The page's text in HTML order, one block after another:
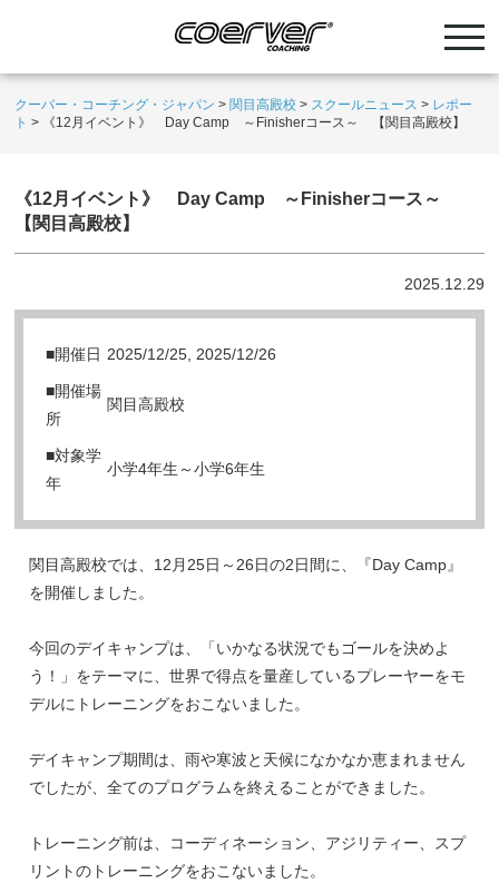
クーバー・コーチング・ジャパン > 関目高殿校 > スクールニュース > レポー
ト > 《12月イベント》 Day Camp ～Finisherコース～ 【関目高殿校】
《12月イベント》 Day Camp ～Finisherコース～
【関目高殿校】
2025.12.29
■開催日 2025/12/25, 2025/12/26
■開催場
所
関目高殿校
■対象学
年
小学4年生～小学6年生
関目高殿校では、12月25日～26日の2日間に、『Day Camp』
を開催しました。
今回のデイキャンプは、「いかなる状況でもゴールを決めよ
う！」をテーマに、世界で得点を量産しているプレーヤーをモ
デルにトレーニングをおこないました。
デイキャンプ期間は、雨や寒波と天候になかなか恵まれません
でしたが、全てのプログラムを終えることができました。
トレーニング前は、コーディネーション、アジリティー、スプ
リントのトレーニングをおこないました。